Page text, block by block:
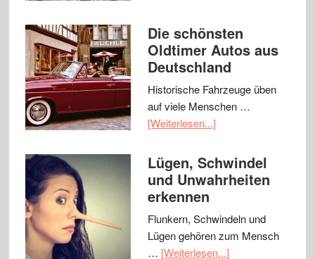
Die schönsten
Oldtimer Autos aus
Deutschland
Historische Fahrzeuge üben
auf viele Menschen …
[Weiterlesen...]
Lügen, Schwindel
und Unwahrheiten
erkennen
Flunkern, Schwindeln und
Lügen gehören zum Mensch
… [Weiterlesen...]